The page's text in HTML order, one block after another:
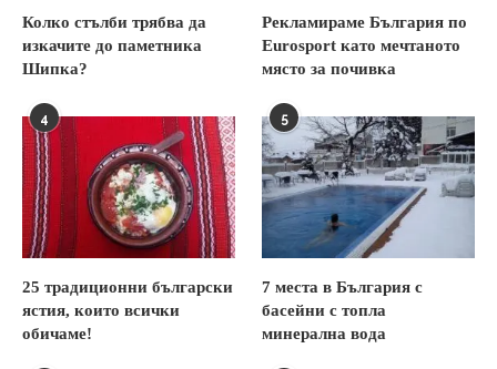
Колко стълби трябва да
изкачите до паметника
Шипка?
Рекламираме България по
Eurosport като мечтаното
място за почивка
4
25 традиционни български
ястия, които всички
обичаме!
5
7 места в България с
басейни с топла
минерална вода